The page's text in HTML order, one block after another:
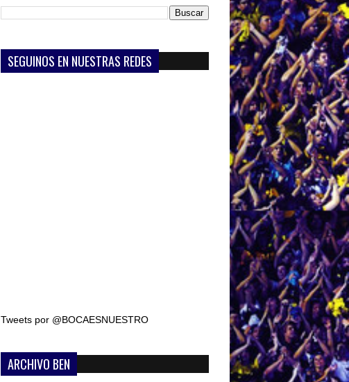
SEGUINOS EN NUESTRAS REDES
Tweets por @BOCAESNUESTRO
ARCHIVO BEN